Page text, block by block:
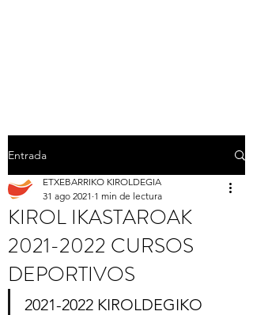
Entrada
KIROL IKASTAROAK
2021-2022 CURSOS
DEPORTIVOS
ETXEBARRIKO KIROLDEGIA
31 ago 2021 1 min de lectura
2021-2022 KIROLDEGIKO